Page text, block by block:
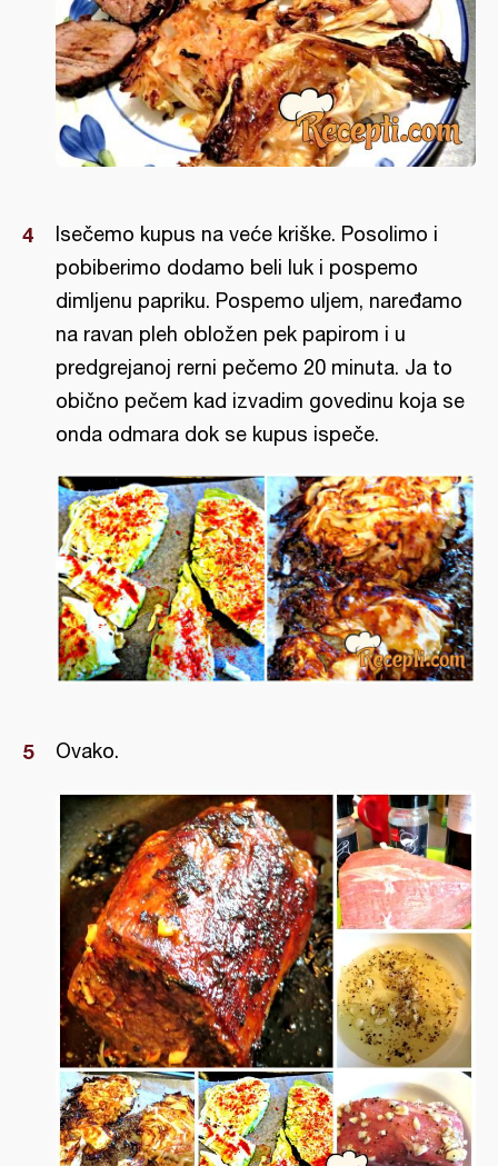
Isečemo kupus na veće kriške. Posolimo i
pobiberimo dodamo beli luk i pospemo
dimljenu papriku. Pospemo uljem, naređamo
na ravan pleh obložen pek papirom i u
predgrejanoj rerni pečemo 20 minuta. Ja to
obično pečem kad izvadim govedinu koja se
onda odmara dok se kupus ispeče.
Ovako.